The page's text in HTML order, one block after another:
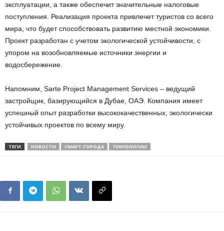
эксплуатации, а также обеспечит значительные налоговые
поступления. Реализация проекта привлечет туристов со всего
мира, что будет способствовать развитию местной экономики.
Проект разработан с учетом экологической устойчивости, с
упором на возобновляемые источники энергии и
водосбережение.
Напомним, Sarte Project Management Services – ведущий
застройщик, базирующийся в Дубае, ОАЭ. Компания имеет
успешный опыт разработки высококачественных, экологически
устойчивых проектов по всему миру.
ТЕГИ НОВОСТИ СМАРТ-ГОРОДА ТЕХНОЛОГИИ